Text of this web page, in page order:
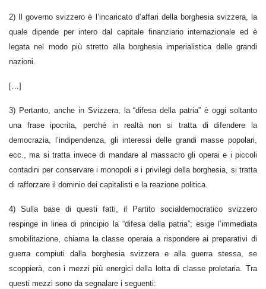
2) Il governo svizzero è l’incaricato d’affari della borghesia svizzera, la
quale dipende per intero dal capitale finanziario internazionale ed è
legata nel modo più stretto alla borghesia imperialistica delle grandi
nazioni.
[…]
3) Pertanto, anche in Svizzera, la “difesa della patria” è oggi soltanto
una frase ipocrita, perché in realtà non si tratta di difendere la
democrazia, l’indipendenza, gli interessi delle grandi masse popolari,
ecc., ma si tratta invece di mandare al massacro gli operai e i piccoli
contadini per conservare i monopoli e i privilegi della borghesia, si tratta
di rafforzare il dominio dei capitalisti e la reazione politica.
4) Sulla base di questi fatti, il Partito socialdemocratico svizzero
respinge in linea di principio la “difesa della patria”; esige l’immediata
smobilitazione, chiama la classe operaia a rispondere ai preparativi di
guerra compiuti dalla borghesia svizzera e alla guerra stessa, se
scoppierà, con i mezzi più energici della lotta di classe proletaria. Tra
questi mezzi sono da segnalare i seguenti: